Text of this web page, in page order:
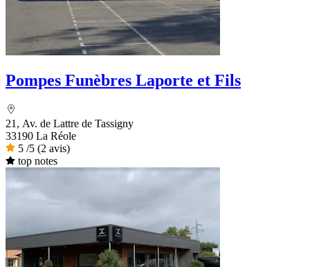
Pompes Funèbres Laporte et Fils
21, Av. de Lattre de Tassigny
33190 La Réole
5 /5 (2 avis)
top notes